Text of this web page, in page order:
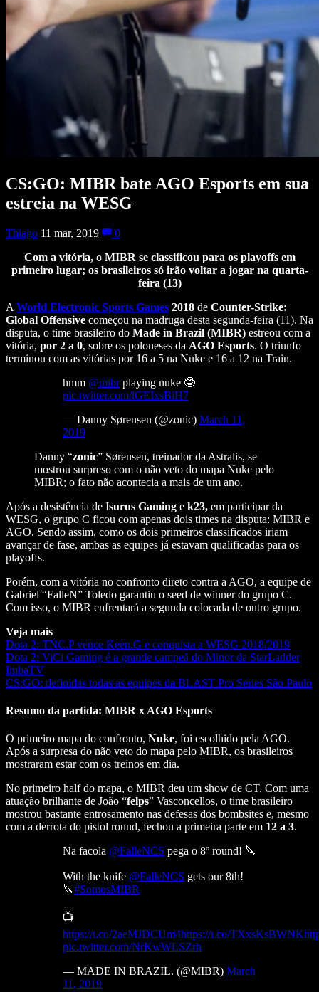
CS:GO: MIBR bate AGO Esports em sua
estreia na WESG
Thiago 11 mar, 2019
0
Com a vitória, o MIBR se classificou para os playoffs em
primeiro lugar; os brasileiros só irão voltar a jogar na quarta-
feira (13)
A World Electronic Sports Games 2018 de Counter-Strike:
Global Offensive começou na madruga desta segunda-feira (11). Na
disputa, o time brasileiro do Made in Brazil (MIBR) estreou com a
vitória, por 2 a 0, sobre os poloneses da AGO Esports. O triunfo
terminou com as vitórias por 16 a 5 na Nuke e 16 a 12 na Train.
hmm @mibrplaying nuke 🤓
pic.twitter.com/lGEIxsBiH7
— Danny Sørensen (@zonic) March 11,
2019
Danny “zonic” Sørensen, treinador da Astralis, se
mostrou surpreso com o não veto do mapa Nuke pelo
MIBR; o fato não acontecia a mais de um ano.
Após a desistência de Isurus Gaming e k23, em participar da
WESG, o grupo C ficou com apenas dois times na disputa: MIBR e
AGO. Sendo assim, como os dois primeiros classificados iriam
avançar de fase, ambas as equipes já estavam qualificadas para os
playoffs.
Porém, com a vitória no confronto direto contra a AGO, a equipe de
Gabriel “FalleN” Toledo garantiu o seed de winner do grupo C.
Com isso, o MIBR enfrentará a segunda colocada de outro grupo.
Veja mais
Dota 2: TNC.P vence Keen.G e conquista a WESG 2018/2019
Dota 2: ViCi Gaming é a grande campeã do Minor da StarLadder
ImbaTV
CS:GO: definidas todas as equipes da BLAST Pro Series São Paulo
Resumo da partida: MIBR x AGO Esports
O primeiro mapa do confronto, Nuke, foi escolhido pela AGO.
Após a surpresa do não veto do mapa pelo MIBR, os brasileiros
mostraram estar com os treinos em dia.
No primeiro half do mapa, o MIBR deu um show de CT. Com uma
atuação brilhante de João “felps” Vasconcellos, o time brasileiro
mostrou bastante entrosamento nas defesas dos bombsites e, mesmo
com a derrota do pistol round, fechou a primeira parte em 12 a 3.
Na facola @FalleNCS pega o 8º round! 🔪
With the knife @FalleNCS gets our 8th!
🔪#SomosMIBR
📺
https://t.co/2aeMJDCUm4https://t.co/TXxsKsBWNK
pic.twitter.com/NrKwWLSZrh
— MADE IN BRAZIL. (@MIBR) March
11, 2019